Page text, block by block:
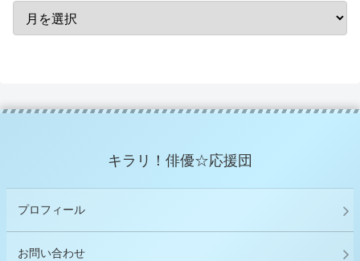
キラリ！俳優☆応援団
プロフィール
お問い合わせ